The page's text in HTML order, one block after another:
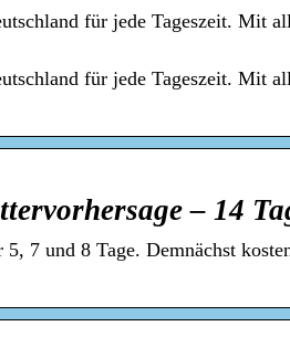
für jede Tageszeit. Mit
für jede Tageszeit. Mit
– 14
7 und 8 Tage. Demnächst